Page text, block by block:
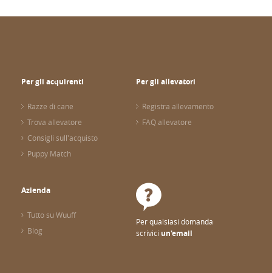
Per gli acquirenti
Razze di cane
Trova allevatore
Consigli sull'acquisto
Puppy Match
Per gli allevatori
Registra allevamento
FAQ allevatore
Azienda
Tutto su Wuuff
Blog
Per qualsiasi domanda
scrivici un'email